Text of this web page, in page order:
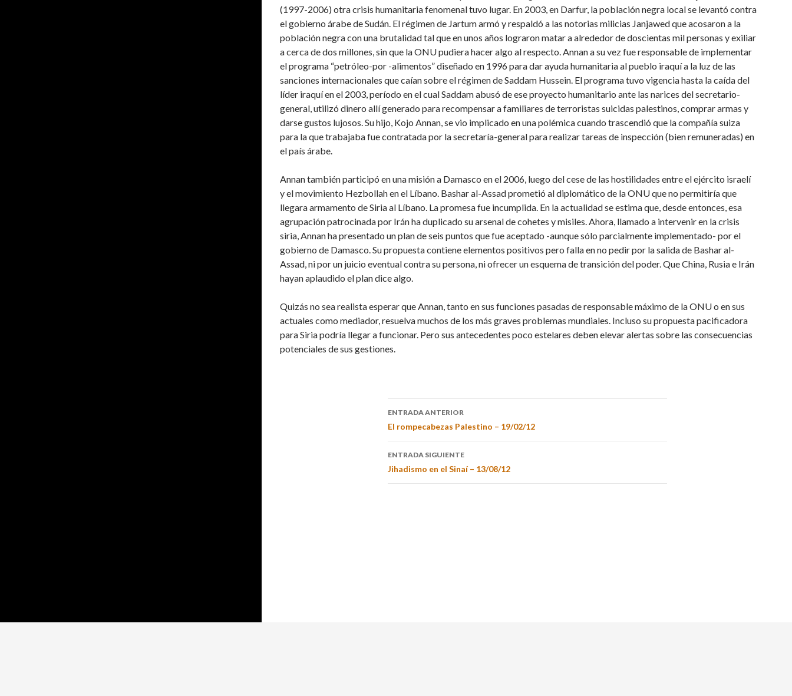
(1997-2006) otra crisis humanitaria fenomenal tuvo lugar. En 2003, en Darfur, la población negra local se levantó contra
el gobierno árabe de Sudán. El régimen de Jartum armó y respaldó a las notorias milicias Janjawed que acosaron a la
población negra con una brutalidad tal que en unos años lograron matar a alrededor de doscientas mil personas y exiliar
a cerca de dos millones, sin que la ONU pudiera hacer algo al respecto. Annan a su vez fue responsable de implementar
el programa “petróleo-por -alimentos” diseñado en 1996 para dar ayuda humanitaria al pueblo iraquí a la luz de las
sanciones internacionales que caían sobre el régimen de Saddam Hussein. El programa tuvo vigencia hasta la caída del
líder iraquí en el 2003, período en el cual Saddam abusó de ese proyecto humanitario ante las narices del secretario-
general, utilizó dinero allí generado para recompensar a familiares de terroristas suicidas palestinos, comprar armas y
darse gustos lujosos. Su hijo, Kojo Annan, se vio implicado en una polémica cuando trascendió que la compañía suiza
para la que trabajaba fue contratada por la secretaría-general para realizar tareas de inspección (bien remuneradas) en
el país árabe.
Annan también participó en una misión a Damasco en el 2006, luego del cese de las hostilidades entre el ejército israelí
y el movimiento Hezbollah en el Líbano. Bashar al-Assad prometió al diplomático de la ONU que no permitiría que
llegara armamento de Siria al Líbano. La promesa fue incumplida. En la actualidad se estima que, desde entonces, esa
agrupación patrocinada por Irán ha duplicado su arsenal de cohetes y misiles. Ahora, llamado a intervenir en la crisis
siria, Annan ha presentado un plan de seis puntos que fue aceptado -aunque sólo parcialmente implementado- por el
gobierno de Damasco. Su propuesta contiene elementos positivos pero falla en no pedir por la salida de Bashar al-
Assad, ni por un juicio eventual contra su persona, ni ofrecer un esquema de transición del poder. Que China, Rusia e Irán
hayan aplaudido el plan dice algo.
Quizás no sea realista esperar que Annan, tanto en sus funciones pasadas de responsable máximo de la ONU o en sus
actuales como mediador, resuelva muchos de los más graves problemas mundiales. Incluso su propuesta pacificadora
para Siria podría llegar a funcionar. Pero sus antecedentes poco estelares deben elevar alertas sobre las consecuencias
potenciales de sus gestiones.
ENTRADA ANTERIOR
El rompecabezas Palestino – 19/02/12
ENTRADA SIGUIENTE
Jihadismo en el Sinaí – 13/08/12